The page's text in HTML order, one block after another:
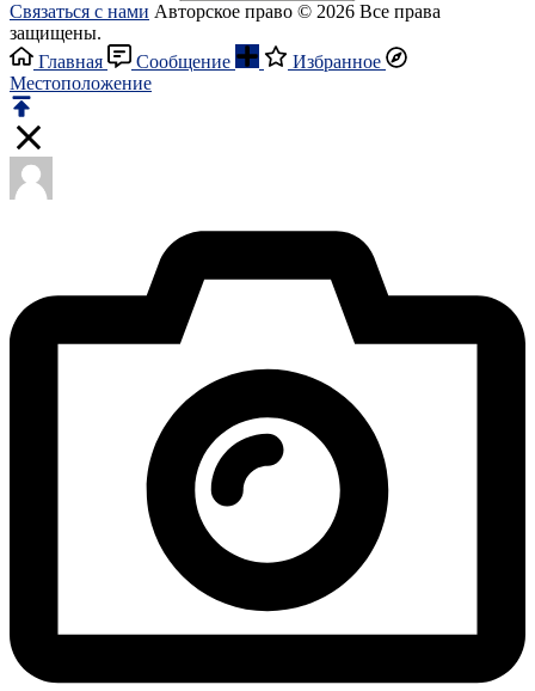
Связаться с нами Авторское право © 2026 Все права
защищены.
Главная
Сообщение
Избранное
Местоположение